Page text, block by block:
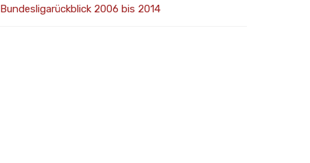
Bundesligarückblick 2006 bis 2014